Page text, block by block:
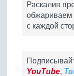
Раскалив
обжариваем
с каждой
YouTube,